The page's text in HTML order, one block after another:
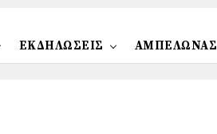
ΕΚΔΗΛΩΣΕΙΣ ΑΜΠΕΛΩΝΑΣ